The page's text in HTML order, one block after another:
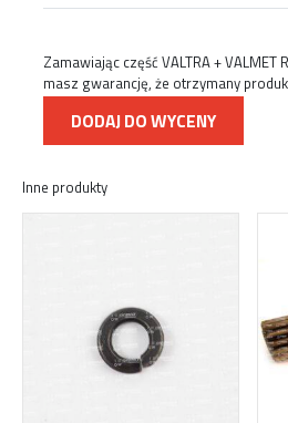
Zamawiając część VALTRA + VALMET
masz gwarancję, że otrzymany
DODAJ DO WYCENY
Inne produkty